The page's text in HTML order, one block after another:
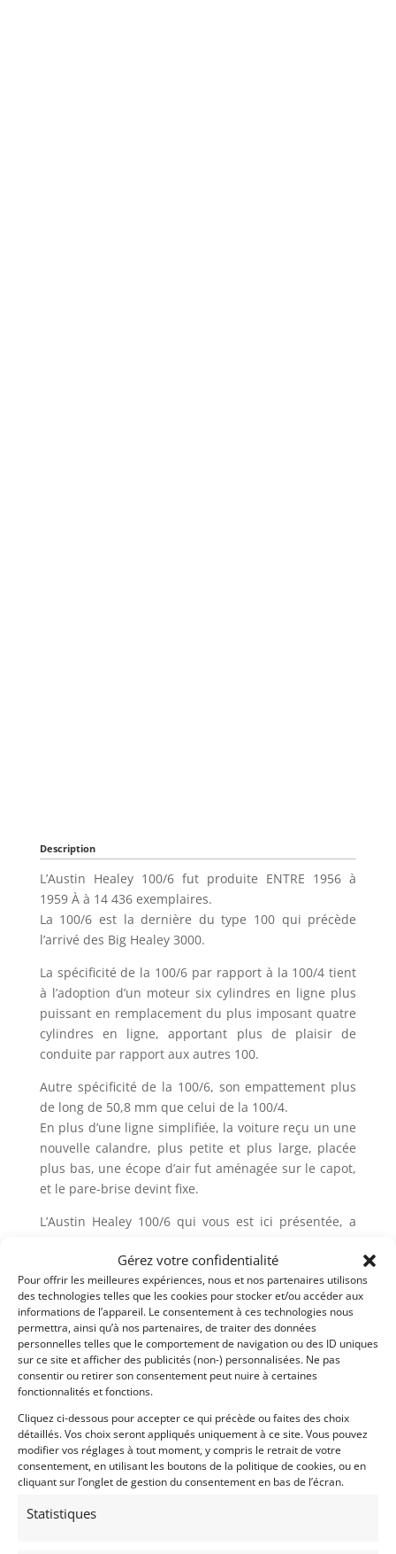
Gérez votre confidentialité
Pour offrir les meilleures expériences, nous et nos partenaires utilisons
des technologies telles que les cookies pour stocker et/ou accéder aux
informations de l’appareil. Le consentement à ces technologies nous
permettra, ainsi qu’à nos partenaires, de traiter des données
personnelles telles que le comportement de navigation ou des ID uniques
sur ce site et afficher des publicités (non-) personnalisées. Ne pas
consentir ou retirer son consentement peut nuire à certaines
fonctionnalités et fonctions.
Cliquez ci-dessous pour accepter ce qui précède ou faites des choix
détaillés. Vos choix seront appliqués uniquement à ce site. Vous pouvez
modifier vos réglages à tout moment, y compris le retrait de votre
consentement, en utilisant les boutons de la politique de cookies, ou en
cliquant sur l’onglet de gestion du consentement en bas de l’écran.
Statistiques
Description
L’Austin Healey 100/6 fut produite ENTRE 1956 à
1959 À à 14 436 exemplaires.
La 100/6 est la dernière du type 100 qui précède
l’arrivé des Big Healey 3000.
La spécificité de la 100/6 par rapport à la 100/4 tient
à l’adoption d’un moteur six cylindres en ligne plus
puissant en remplacement du plus imposant quatre
cylindres en ligne, apportant plus de plaisir de
conduite par rapport aux autres 100.
Autre spécificité de la 100/6, son empattement plus
de long de 50,8 mm que celui de la 100/4.
En plus d’une ligne simplifiée, la voiture reçu un une
nouvelle calandre, plus petite et plus large, placée
plus bas, une écope d’air fut aménagée sur le capot,
et le pare-brise devint fixe.
L’Austin Healey 100/6 qui vous est ici présentée, a
Noire et rouge/Cuir noire sa plastique est superbe.
Elle est équipée du 6 Cylindres 3 litres de 117 Cv
accolé à une boite automatique 4 rapports avec
Overdrive.
Ce petit roadster est ici en configuration BN6 pour 2
places et était appelé BN4 pour 2+2 places.
2016/2017, et vient avec son dossier de restauration
et les factures qui l’accompagnent.
Elle est garantie 6 mois !
Partager cette annonce